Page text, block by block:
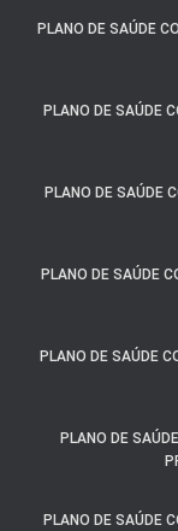
PLANO DE SAÚDE
PLANO DE SAÚDE
PLANO DE SAÚDE
PLANO DE SAÚDE
PLANO DE SAÚDE
PLANO DE
PLANO DE SAÚDE